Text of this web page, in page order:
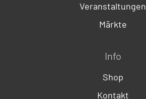
Veranstaltungen
Märkte
Info
Shop
Kontakt